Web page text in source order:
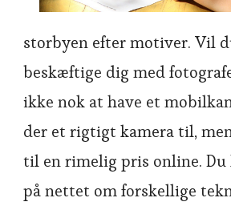
storbyen efter motiver. Vil
beskæftige dig med
ikke nok at have et
der et rigtigt kamera til,
til en rimelig pris online. Du
på nettet om forskellige